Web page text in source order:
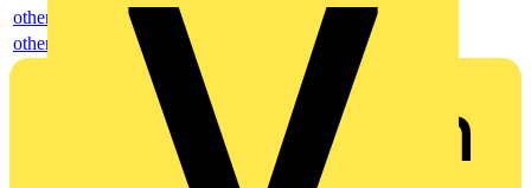
others
others